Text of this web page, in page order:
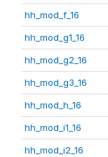
hh_mod_f_16
hh_mod_g1_16
hh_mod_g2_16
hh_mod_g3_16
hh_mod_h_16
hh_mod_i1_16
hh_mod_i2_16